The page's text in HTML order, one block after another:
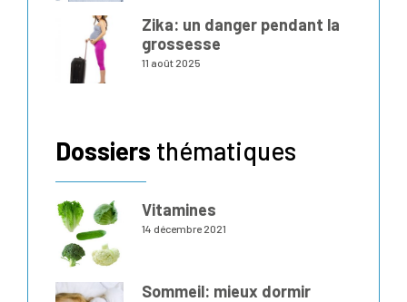
Zika: un danger pendant la
grossesse
11 août 2025
Dossiers thématiques
Vitamines
14 décembre 2021
Sommeil: mieux dormir